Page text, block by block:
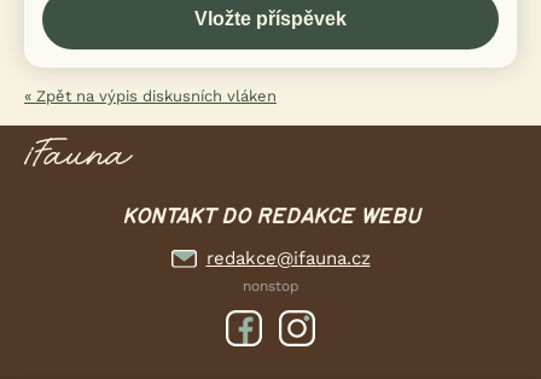
« Zpět na výpis diskusních vláken
KONTAKT DO REDAKCE WEBU
redakce@ifauna.cz
nonstop